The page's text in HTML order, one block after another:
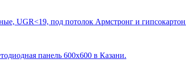
UGR<19, под потолок Армстронг и
панель 600х600 в Казани.